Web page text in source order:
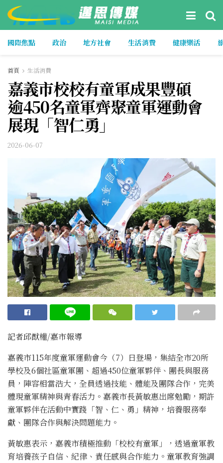
國際焦點 政治 地方社會 生活消費 健康樂活
首頁 生活消費
嘉義市校校有童軍成果豐碩
逾450名童軍齊聚童軍運動會
展現「智仁勇」
2026-06-07
記者邱猷權/嘉市報導
嘉義市115年度童軍運動會今（7）日登場，集結全市20所
學校及6個社區童軍團、超過450位童軍夥伴、團長與服務
員，陣容相當浩大，全員透過技能、體能及團隊合作，完美
體現童軍精神與青春活力。嘉義市長黃敏惠出席勉勵，期許
童軍夥伴在活動中實踐「智、仁、勇」精神，培養服務奉
獻、團隊合作與解決問題能力。
黃敏惠表示，嘉義市積極推動「校校有童軍」，透過童軍教
育培養孩子自信、紀律、責任感與合作能力。童軍教育強調